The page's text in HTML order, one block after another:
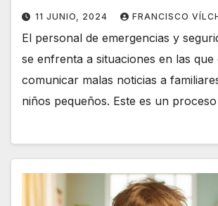
11 JUNIO, 2024 FRANCISCO
El personal de emergencias y
se enfrenta a situaciones en las que
comunicar malas noticias a
niños pequeños. Este es un